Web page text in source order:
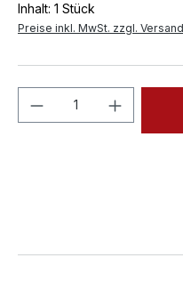
Inhalt: 1 Stück
Preise inkl. MwSt. zzgl.
Produkt